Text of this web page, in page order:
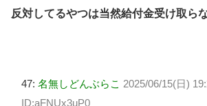
反対してるやつは当然給付金受け取ら
47: 名無しどんぶらこ 2025/06/15(日)
ID:aFNUx3uP0